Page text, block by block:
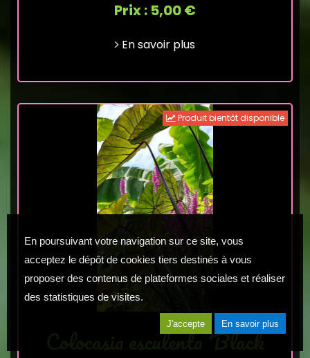
Prix : 5,00 €
En savoir plus
Produit bientôt disponible
Colocasia esculenta 'Black
En poursuivant votre navigation sur ce site, vous
acceptez le dépôt de cookies tiers destinés à vous
proposer des contenus de plateformes sociales et réaliser
des statistiques de visites.
J'accepte En savoir plus